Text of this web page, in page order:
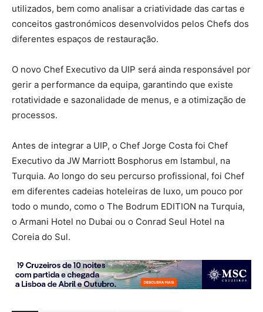
utilizados, bem como analisar a criatividade das cartas e
conceitos gastronómicos desenvolvidos pelos Chefs dos
diferentes espaços de restauração.
O novo Chef Executivo da UIP será ainda responsável por
gerir a performance da equipa, garantindo que existe
rotatividade e sazonalidade de menus, e a otimização de
processos.
Antes de integrar a UIP, o Chef Jorge Costa foi Chef
Executivo da JW Marriott Bosphorus em Istambul, na
Turquia. Ao longo do seu percurso profissional, foi Chef
em diferentes cadeias hoteleiras de luxo, um pouco por
todo o mundo, como o The Bodrum EDITION na Turquia,
o Armani Hotel no Dubai ou o Conrad Seul Hotel na
Coreia do Sul.